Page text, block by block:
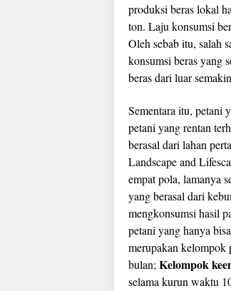
produksi beras lokal
ton. Laju konsumsi
Oleh sebab itu, salah
konsumsi beras yang
beras dari luar
Sementara itu, petani
petani yang rentan
berasal dari lahan
Landscape and
empat pola, lamanya
yang berasal dari
mengkonsumsi hasil
petani yang hanya
merupakan kelompok
bulan; Kelompok
selama kurun waktu